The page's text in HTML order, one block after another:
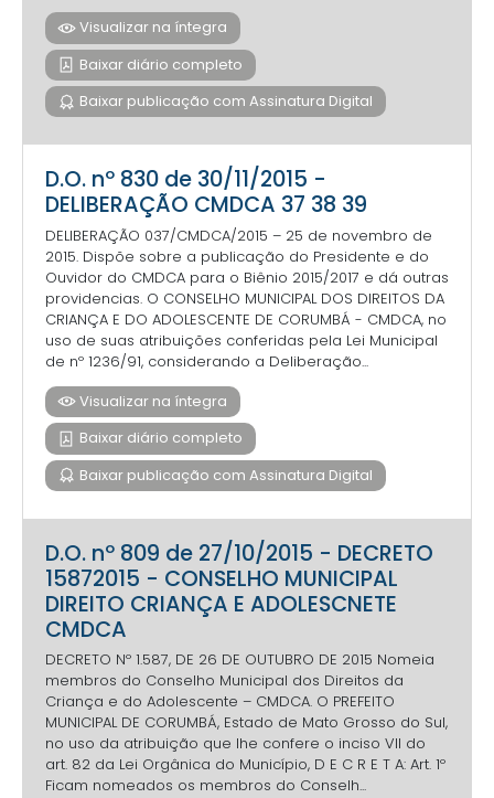
Visualizar na íntegra
Baixar diário completo
Baixar publicação com Assinatura Digital
D.O. nº 830 de 30/11/2015 -
DELIBERAÇÃO CMDCA 37 38 39
DELIBERAÇÃO 037/CMDCA/2015 – 25 de novembro de
2015. Dispõe sobre a publicação do Presidente e do
Ouvidor do CMDCA para o Biênio 2015/2017 e dá outras
providencias. O CONSELHO MUNICIPAL DOS DIREITOS DA
CRIANÇA E DO ADOLESCENTE DE CORUMBÁ - CMDCA, no
uso de suas atribuições conferidas pela Lei Municipal
de nº 1236/91, considerando a Deliberação...
Visualizar na íntegra
Baixar diário completo
Baixar publicação com Assinatura Digital
D.O. nº 809 de 27/10/2015 - DECRETO
15872015 - CONSELHO MUNICIPAL
DIREITO CRIANÇA E ADOLESCNETE
CMDCA
DECRETO Nº 1.587, DE 26 DE OUTUBRO DE 2015 Nomeia
membros do Conselho Municipal dos Direitos da
Criança e do Adolescente – CMDCA. O PREFEITO
MUNICIPAL DE CORUMBÁ, Estado de Mato Grosso do Sul,
no uso da atribuição que lhe confere o inciso VII do
art. 82 da Lei Orgânica do Município, D E C R E T A: Art. 1º
Ficam nomeados os membros do Conselh...